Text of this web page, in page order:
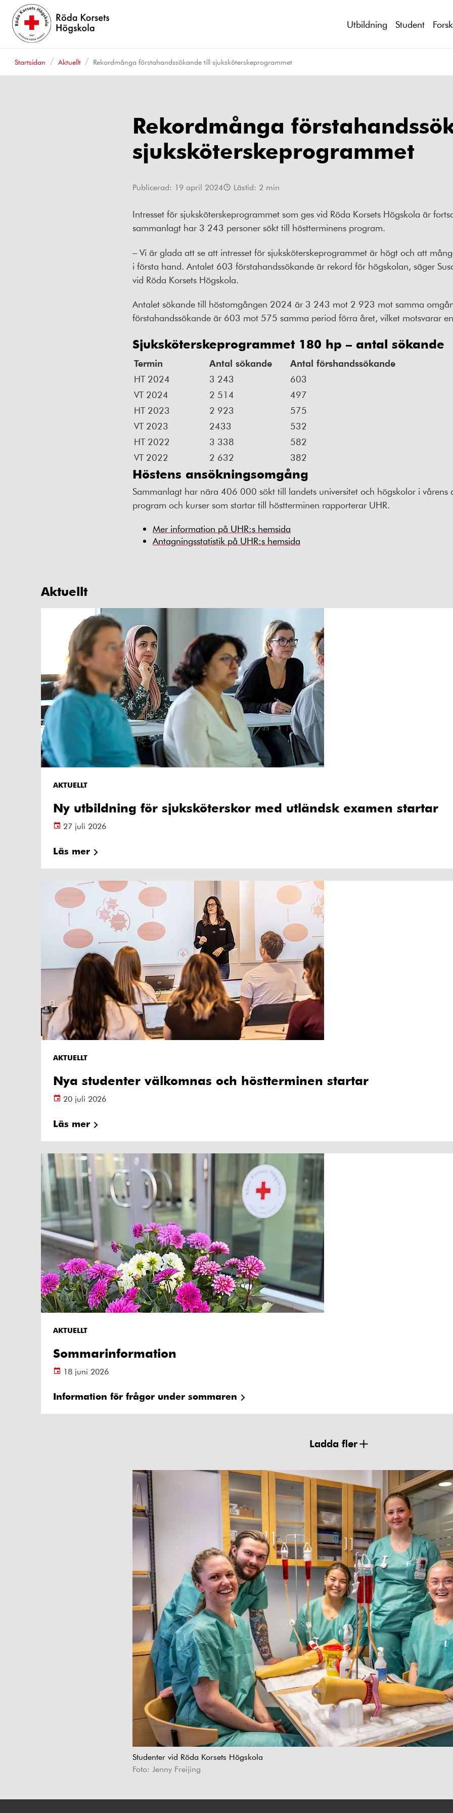
Utbildning Student
Startsidan Aktuellt Rekordmånga förstahandssökande till sjuksköterskeprogrammet
Rekordmånga
sjuksköterskeprogrammet
Publicerad: 19 april 2024 Lästid: 2 min
Intresset för sjuksköterskeprogrammet som ges vid Röda Korsets Högskola är
sammanlagt har 3 243 personer sökt till höstterminens program.
– Vi är glada att se att intresset för sjuksköterskeprogrammet är högt och att
i första hand. Antalet 603 förstahandssökande är rekord för högskolan, säger
vid Röda Korsets Högskola.
Antalet sökande till höstomgången 2024 är 3 243 mot 2 923 mot samma
förstahandssökande är 603 mot 575 samma period förra året, vilket motsvarar
Sjuksköterskeprogrammet 180 hp – antal sökande
Termin Antal sökande Antal förshandssökande
HT 2024 3 243
603
VT 2024
2 514
497
HT 2023
2 923
575
VT 2023
2433
532
HT 2022
3 338
582
VT 2022
2 632 382
Höstens ansökningsomgång
Sammanlagt har nära 406 000 sökt till landets universitet och högskolor i vårens
program och kurser som startar till höstterminen rapporterar UHR.
Mer information på UHR:s hemsida
Antagningsstatistik på UHR:s hemsida
Aktuellt
AKTUELLT
Ny utbildning för sjuksköterskor med utländsk examen startar
27 juli 2026
Läs mer
AKTUELLT
Nya studenter välkomnas och höstterminen startar
20 juli 2026
Läs mer
AKTUELLT
Sommarinformation
18 juni 2026
Information för frågor under sommaren
Ladda fler
Studenter vid Röda Korsets Högskola
Foto: Jenny Freijing